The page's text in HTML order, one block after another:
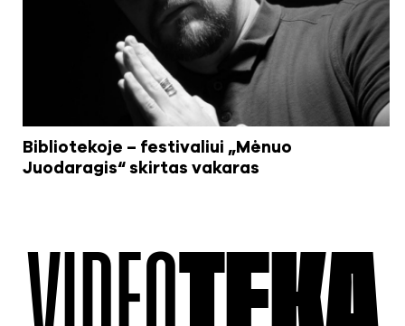
Bibliotekoje – festivaliui „Mėnuo
Juodaragis“ skirtas vakaras